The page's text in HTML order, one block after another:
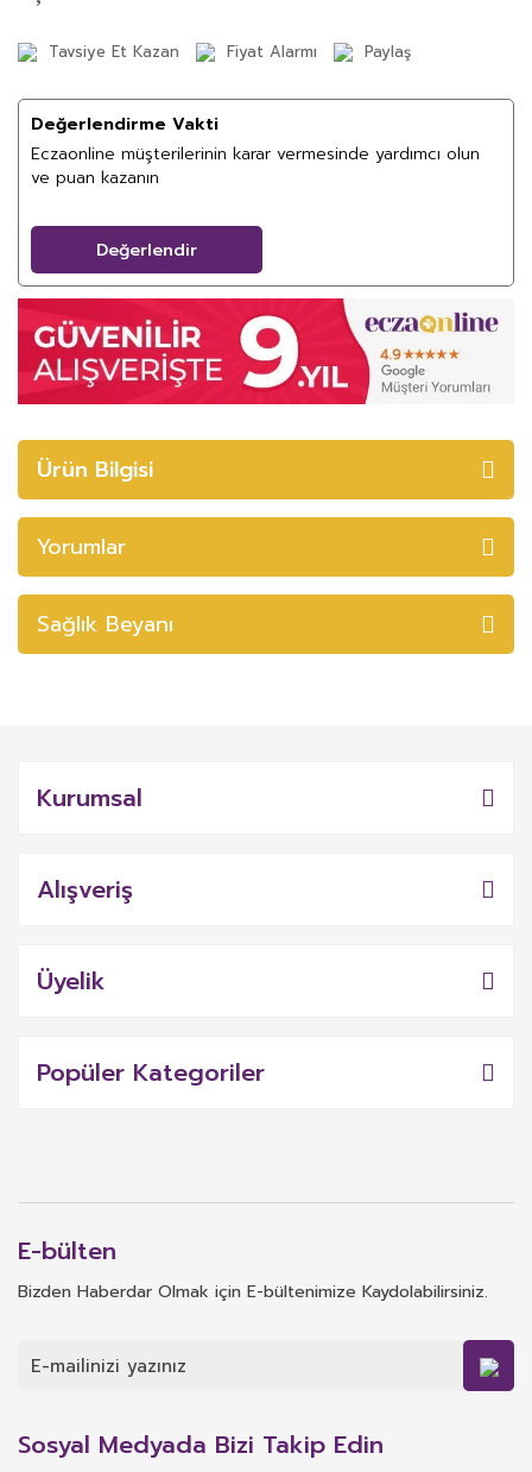
Tavsiye Et Kazan Fiyat Alarmı Paylaş
Değerlendirme Vakti
Eczaonline müşterilerinin karar vermesinde yardımcı olun
ve puan kazanın
Değerlendir
Ürün Bilgisi
Yorumlar
Sağlık Beyanı
Kurumsal
Alışveriş
Üyelik
Popüler Kategoriler
E-bülten
Bizden Haberdar Olmak için E-bültenimize Kaydolabilirsiniz.
Sosyal Medyada Bizi Takip Edin